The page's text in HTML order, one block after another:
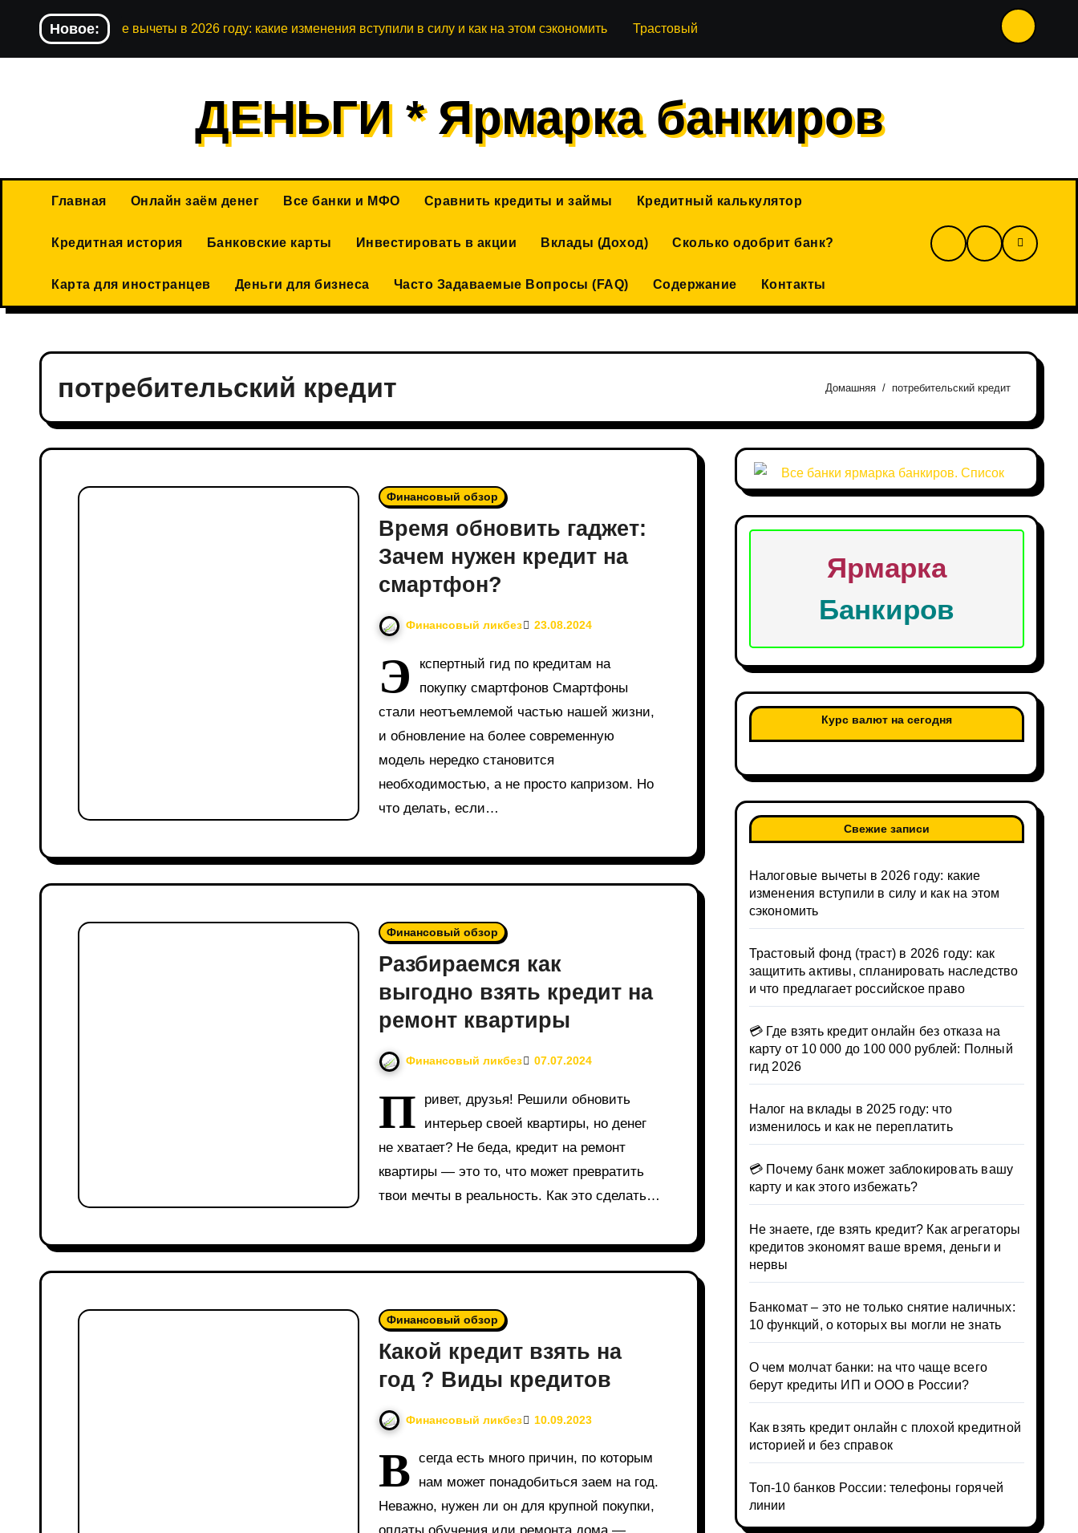
содержимому
Новое:
Налоговые вычеты в 2026 году: какие изменения вступили в силу и как на этом сэкономить Трастовый фонд (траст) в 2026 году: как защитить активы, спланировать
ДЕНЬГИ * Ярмарка банкиров
Главная Онлайн заём денег Все банки и МФО Сравнить кредиты и займы Кредитный калькулятор
Кредитная история Банковские карты Инвестировать в акции Вклады (Доход) Сколько одобрит банк?
Карта для иностранцев Деньги для бизнеса Часто Задаваемые Вопросы (FAQ) Содержание Контакты
потребительский кредит Домашняя потребительский кредит
Финансовый обзор
Время обновить гаджет:
Зачем нужен кредит на
смартфон?
Финансовый ликбез 23.08.2024
Э
кспертный гид по кредитам на
покупку смартфонов Смартфоны
стали неотъемлемой частью нашей жизни,
и обновление на более современную
модель нередко становится
необходимостью, а не просто капризом. Но
что делать, если…
Финансовый обзор
Разбираемся как
выгодно взять кредит на
ремонт квартиры
Финансовый ликбез 07.07.2024
П
ривет, друзья! Решили обновить
интерьер своей квартиры, но денег
не хватает? Не беда, кредит на ремонт
квартиры — это то, что может превратить
твои мечты в реальность. Как это сделать…
Финансовый обзор
Какой кредит взять на
год ? Виды кредитов
Финансовый ликбез 10.09.2023
В сегда есть много причин, по которым
нам может понадобиться заем на год.
Неважно, нужен ли он для крупной покупки,
Ярмарка
Банкиров
Курс валют на сегодня
Свежие записи
Налоговые вычеты в 2026 году: какие
изменения вступили в силу и как на этом
сэкономить
Трастовый фонд (траст) в 2026 году: как
защитить активы, спланировать наследство
и что предлагает российское право
💳 Где взять кредит онлайн без отказа на
карту от 10 000 до 100 000 рублей: Полный
гид 2026
Налог на вклады в 2025 году: что
изменилось и как не переплатить
💳 Почему банк может заблокировать вашу
карту и как этого избежать?
Не знаете, где взять кредит? Как агрегаторы
кредитов экономят ваше время, деньги и
нервы
Банкомат – это не только снятие наличных:
10 функций, о которых вы могли не знать
О чем молчат банки: на что чаще всего
берут кредиты ИП и ООО в России?
Как взять кредит онлайн с плохой кредитной
историей и без справок
Топ-10 банков России: телефоны горячей
линии